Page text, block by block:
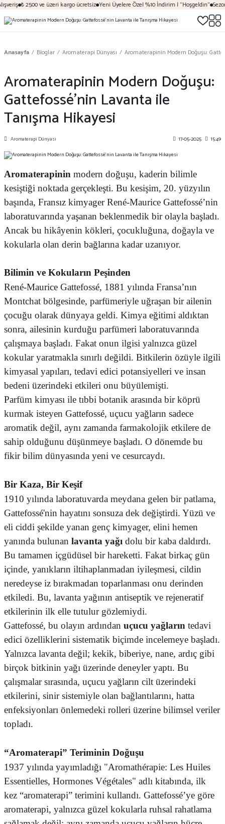
₺ 2500 ve üzeri kargo ücretsiz Yeni Üyelere Özel %10 İndirim | "Hoşgeldin"
Anasayfa Bloglar Aromaterapi Dünyası Aromaterapinin Modern Doğuşu:
Aromaterapinin Modern Doğuşu:
Gattefossé’nin Lavanta ile
Tanışma Hikayesi
Aromaterapi Dünyası 17-05-2025 15:49
Aromaterapinin modern doğuşu, kaderin bilimle
kesiştiği noktada gerçekleşti. Bu kesişim, 20. yüzyılın
başında, Fransız kimyager René-Maurice Gattefossé’nin
laboratuvarında yaşanan beklenmedik bir olayla başladı.
Ancak bu hikâyenin kökleri, çocukluğuna, doğayla ve
kokularla olan derin bağlarına kadar uzanıyor.
Bilimin ve Kokuların Peşinden
René-Maurice Gattefossé, 1881 yılında Fransa’nın
Montchat bölgesinde, parfümeriyle uğraşan bir ailenin
çocuğu olarak dünyaya geldi. Kimya eğitimi aldıktan
sonra, ailesinin kurduğu parfümeri laboratuvarında
çalışmaya başladı. Fakat onun ilgisi yalnızca güzel
kokular yaratmakla sınırlı değildi. Bitkilerin özüyle ilgili
kimyasal yapıları, tedavi edici potansiyelleri ve insan
bedeni üzerindeki etkileri onu büyülemişti.
Parfüm kimyası ile tıbbi botanik arasında bir köprü
kurmak isteyen Gattefossé, uçucu yağların sadece
aromatik değil, aynı zamanda farmakolojik etkilere de
sahip olduğunu düşünmeye başladı. O dönemde bu
fikir bilim dünyasında yeni ve cesurcaydı.
Bir Kaza, Bir Keşif
1910 yılında laboratuvarda meydana gelen bir patlama,
Gattefossé'nin hayatını sonsuza dek değiştirdi. Yüzü ve
eli ciddi şekilde yanan genç kimyager, elini hemen
yanında bulunan lavanta yağı dolu bir kaba daldırdı.
Bu tamamen içgüdüsel bir hareketti. Fakat birkaç gün
içinde, yanıkların iltihaplanmadan iyileşmesi, cildin
neredeyse iz bırakmadan toparlanması onu derinden
etkiledi. Bu, lavanta yağının antiseptik ve rejeneratif
etkilerinin ilk elle tutulur gözlemiydi.
Gattefossé, bu olayın ardından uçucu yağların tedavi
edici özelliklerini sistematik biçimde incelemeye başladı.
Yalnızca lavanta değil; kekik, biberiye, nane, ardıç gibi
birçok bitkinin yağı üzerinde deneyler yaptı. Bu
çalışmalar sırasında, uçucu yağların cilt üzerindeki
etkilerini, sinir sistemiyle olan bağlantılarını, hatta
enfeksiyonları önlemedeki rolleri üzerine bilimsel veriler
topladı.
“Aromaterapi” Teriminin Doğuşu
1937 yılında yayımladığı "Aromathérapie: Les Huiles
Essentielles, Hormones Végétales" adlı kitabında, ilk
kez “aromaterapi” terimini kullandı. Gattefossé’ye göre
aromaterapi, yalnızca güzel kokularla ruhsal rahatlama